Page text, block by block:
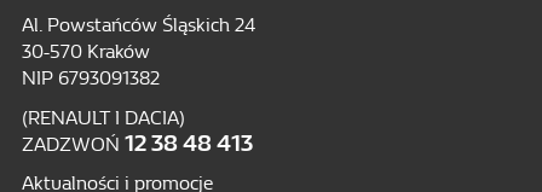
Al. Powstańców Śląskich 24
30-570 Kraków
NIP 6793091382
(RENAULT I DACIA)
ZADZWOŃ 12 38 48 413
Aktualności i promocje